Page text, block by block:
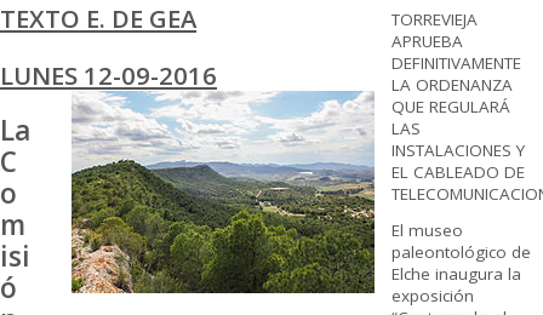
TEXTO E. DE GEA
LUNES 12-09-2016
La
C
o
m
isi
ó
TORREVIEJA
APRUEBA
DEFINITIVAMENTE
LA ORDENANZA
QUE REGULARÁ
LAS
INSTALACIONES Y
EL CABLEADO DE
El museo
paleontológico de
Elche inaugura la
exposición